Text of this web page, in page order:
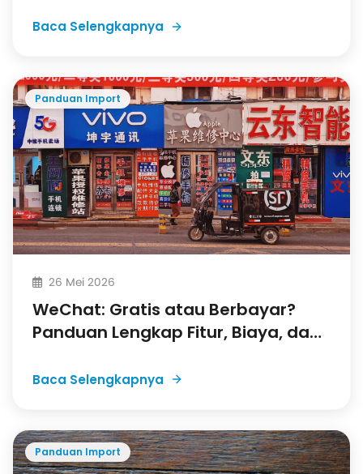
Baca Selengkapnya
Panduan Import
26 Mei 2026
WeChat: Gratis atau Berbayar?
Panduan Lengkap Fitur, Biaya, dan
Baca Selengkapnya
Panduan Import